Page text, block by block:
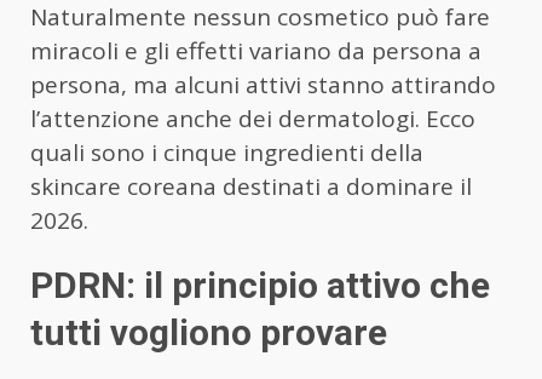
Naturalmente nessun cosmetico può fare
miracoli e gli effetti variano da persona a
persona, ma alcuni attivi stanno attirando
l’attenzione anche dei dermatologi. Ecco
quali sono i cinque ingredienti della
skincare coreana destinati a dominare il
2026.
PDRN: il principio attivo che
tutti vogliono provare